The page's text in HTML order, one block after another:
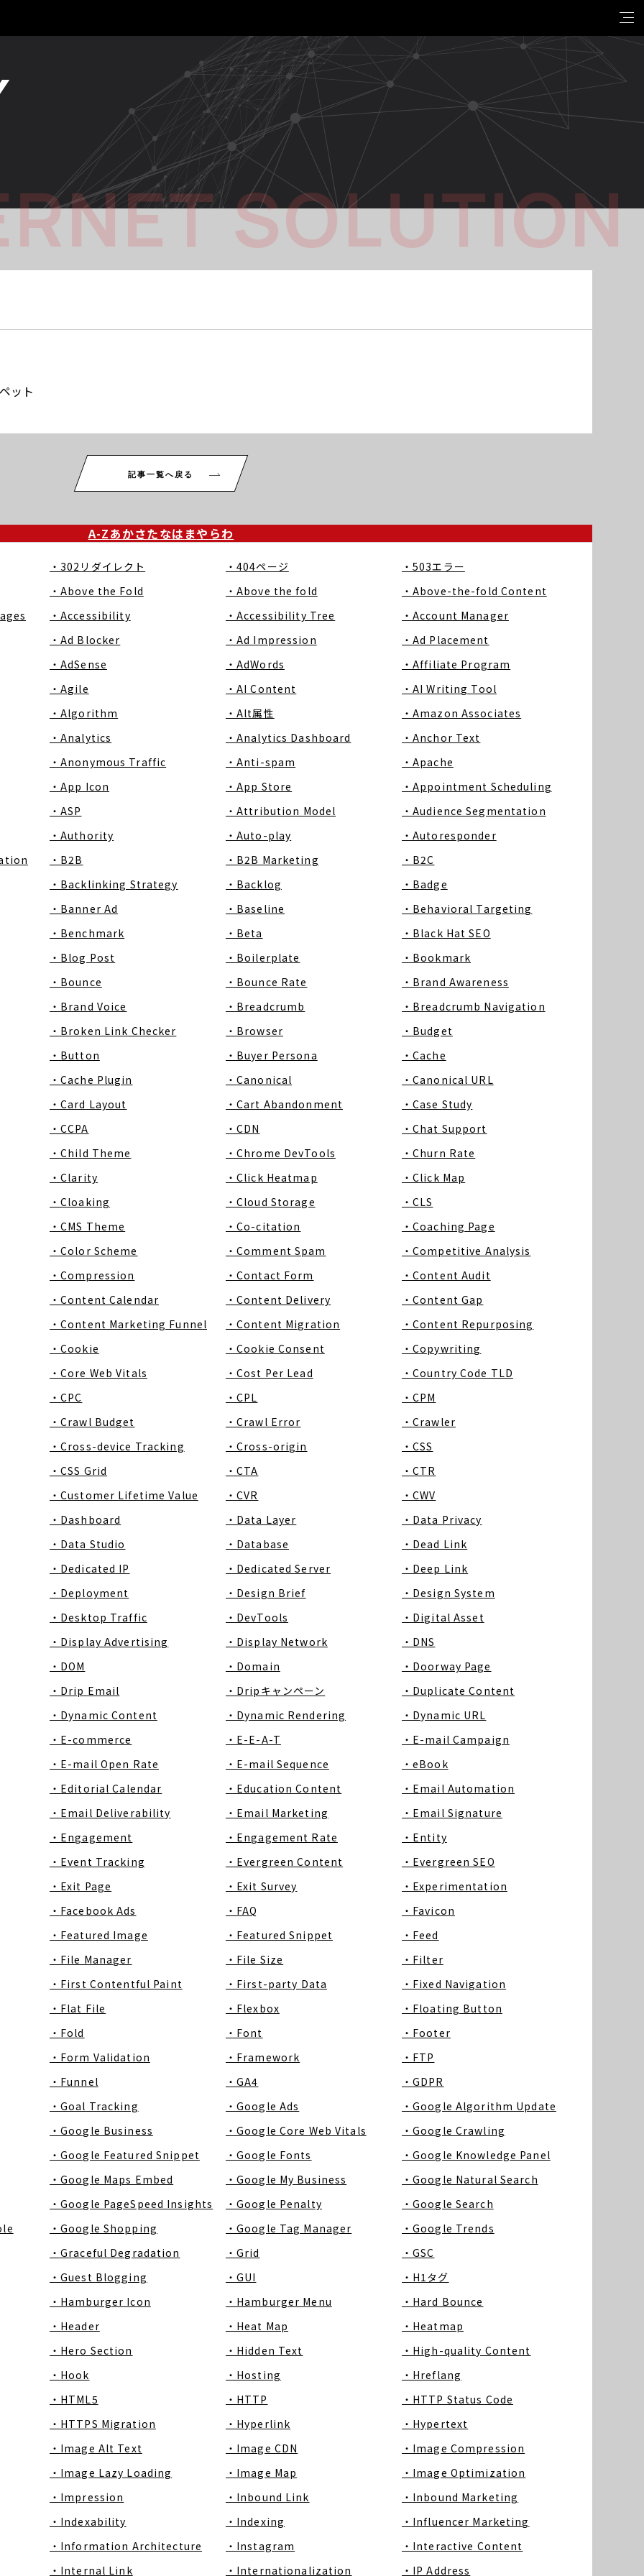
SOLUTION
ット
記事一覧へ戻る
A-Zあかさたなは まや らわ
・302リダイレクト ・404ページ
・503エラー
・Above the Fold
・Above the fold
・Above-the-fold Content
・Accessibility ・Accessibility Tree
・Account Manager
・Ad Blocker
・Ad Impression
・Ad Placement
・AdSense
・AdWords
・Affiliate Program
・Agile
・AI Content
・AI Writing Tool
・Algorithm
・Alt属性
・Amazon Associates
・Analytics
・Analytics Dashboard
・Anchor Text
・Anonymous Traffic
・Anti-spam
・Apache
・App Icon
・App Store
・Appointment Scheduling
・ASP
・Attribution Model
・Audience Segmentation
・Authority
・Auto-play
・Autoresponder
・B2B ・B2B Marketing
・B2C
・Backlinking Strategy
・Backlog
・Badge
・Banner Ad
・Baseline
・Behavioral Targeting
・Benchmark
・Beta
・Black Hat SEO
・Blog Post
・Boilerplate
・Bookmark
・Bounce
・Bounce Rate
・Brand Awareness
・Brand Voice
・Breadcrumb
・Breadcrumb Navigation
・Broken Link Checker
・Browser
・Budget
・Button
・Buyer Persona
・Cache
・Cache Plugin
・Canonical
・Canonical URL
・Card Layout
・Cart Abandonment
・Case Study
・CCPA
・CDN
・Chat Support
・Child Theme
・Chrome DevTools
・Churn Rate
・Clarity
・Click Heatmap
・Click Map
・Cloaking
・Cloud Storage
・CLS
・CMS Theme
・Co-citation
・Coaching Page
・Color Scheme
・Comment Spam
・Competitive Analysis
・Compression
・Contact Form
・Content Audit
・Content Calendar
・Content Delivery
・Content Gap
・Content Marketing Funnel
・Content Migration
・Content Repurposing
・Cookie
・Cookie Consent
・Copywriting
・Core Web Vitals
・Cost Per Lead
・Country Code TLD
・CPC
・CPL
・CPM
・Crawl Budget
・Crawl Error
・Crawler
・Cross-device Tracking
・Cross-origin
・CSS
・CSS Grid
・CTA
・CTR
・Customer Lifetime Value
・CVR
・CWV
・Dashboard
・Data Layer
・Data Privacy
・Data Studio
・Database
・Dead Link
・Dedicated IP
・Dedicated Server
・Deep Link
・Deployment
・Design Brief
・Design System
・Desktop Traffic
・DevTools
・Digital Asset
・Display Advertising
・Display Network
・DNS
・DOM
・Domain
・Doorway Page
・Drip Email
・Dripキャンペーン
・Duplicate Content
・Dynamic Content
・Dynamic Rendering
・Dynamic URL
・E-commerce
・E-E-A-T
・E-mail Campaign
・E-mail Open Rate
・E-mail Sequence
・eBook
・Editorial Calendar
・Education Content
・Email Automation
・Email Deliverability
・Email Marketing
・Email Signature
・Engagement
・Engagement Rate
・Entity
・Event Tracking
・Evergreen Content
・Evergreen SEO
・Exit Page
・Exit Survey
・Experimentation
・Facebook Ads
・FAQ
・Favicon
・Featured Image
・Featured Snippet
・Feed
・File Manager
・File Size
・Filter
・First Contentful Paint
・First-party Data
・Fixed Navigation
・Flat File
・Flexbox
・Floating Button
・Fold
・Font
・Footer
・Form Validation
・Framework
・FTP
・Funnel
・GA4
・GDPR
・Goal Tracking
・Google Ads
・Google Algorithm Update
・Google Business
・Google Core Web Vitals
・Google Crawling
・Google Featured Snippet
・Google Fonts
・Google Knowledge Panel
・Google Maps Embed
・Google My Business
・Google Natural Search
・Google PageSpeed Insights
・Google Penalty
・Google Search
・Google Shopping ・Google Tag Manager
・Google Trends
・Graceful Degradation
・Grid
・GSC
・Guest Blogging
・GUI
・H1タグ
・Hamburger Icon
・Hamburger Menu
・Hard Bounce
・Header
・Heat Map
・Heatmap
・Hero Section
・Hidden Text
・High-quality Content
・Hook
・Hosting
・Hreflang
・HTML5
・HTTP
・HTTP Status Code
・HTTPS Migration
・Hyperlink
・Hypertext
・Image Alt Text
・Image CDN
・Image Compression
・Image Lazy Loading
・Image Map
・Image Optimization
・Impression
・Inbound Link
・Inbound Marketing
・Indexability
・Indexing
・Influencer Marketing
・Information Architecture
・Instagram
・Interactive Content
・Internal Link
・Internationalization ・IP Address